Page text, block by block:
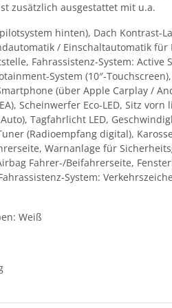
zusätzlich ausgestattet mit u.a.
hinten), Dach
/ Einschaltautomatik
Fahrassistenz-System: Active
System (10″-
(über Apple Carplay /
Scheinwerfer Eco-LED, Sitz
Tagfahrlicht LED,
(Radioempfang digital),
Warnanlage für
Fahrer-/Beifahrerseite,
System:
Weiß